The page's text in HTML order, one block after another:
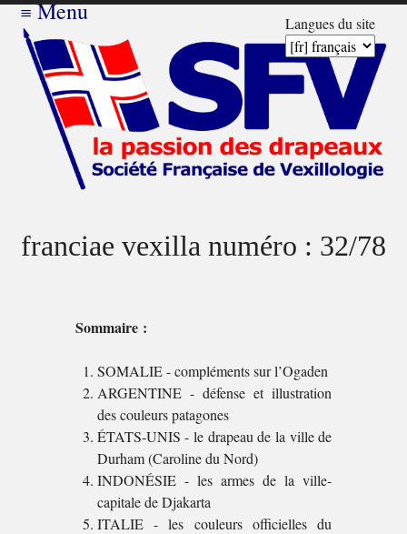
Langues du site
≡Menu
franciae vexilla numéro : 32/78
Sommaire :
SOMALIE - compléments sur l’Ogaden
ARGENTINE - défense et illustration
des couleurs patagones
ÉTATS-UNIS - le drapeau de la ville de
Durham (Caroline du Nord)
INDONÉSIE - les armes de la ville-
capitale de Djakarta
ITALIE - les couleurs officielles du